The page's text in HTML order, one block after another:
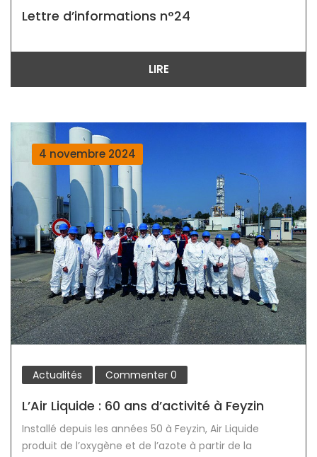
Lettre d’informations n°24
LIRE
4 novembre 2024
Actualités Commenter 0
L’Air Liquide : 60 ans d’activité à Feyzin
Installé depuis les années 50 à Feyzin, Air Liquide
produit de l’oxygène et de l’azote à partir de la